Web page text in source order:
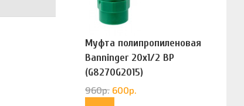
Муфта полипропиленовая
Banninger 20х1/2 ВР
(G8270G2015)
960р. 600р.